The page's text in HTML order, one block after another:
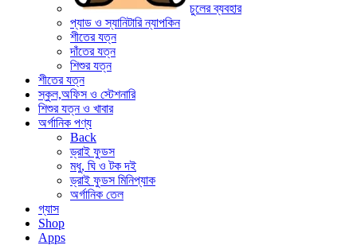
চুলের ব্যবহার
প্যাড ও স্যানিটারি ন্যাপকিন
শীতের যত্ন
দাঁতের যত্ন
শিশুর যত্ন
শীতের যত্ন
স্কুল,অফিস ও স্টেশনারি
শিশুর যত্ন ও খাবার
অর্গানিক পণ্য
Back
ড্রাই ফুডস
মধু, ঘি ও টক দই
ড্রাই ফুডস মিনিপ্যাক
অর্গানিক তেল
গ্যাস
Shop
Apps